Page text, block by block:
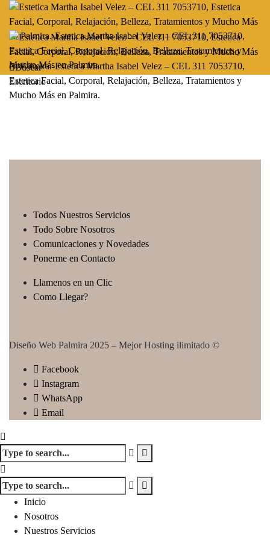
Buscar
Escritorio
Todos Nuestros Servicios
Todo Sobre Nosotros
Comunicaciones y Novedades
Ponerme en Contacto
Llamenos en un Clic
Como Llegar?
Diseño Web Palmira 2025 – Mejor Hosting ilimitado ©
Facebook
Instagram
WhatsApp
Email
Inicio
Nosotros
Nuestros Servicios